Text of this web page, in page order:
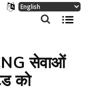
सेवाओं
को